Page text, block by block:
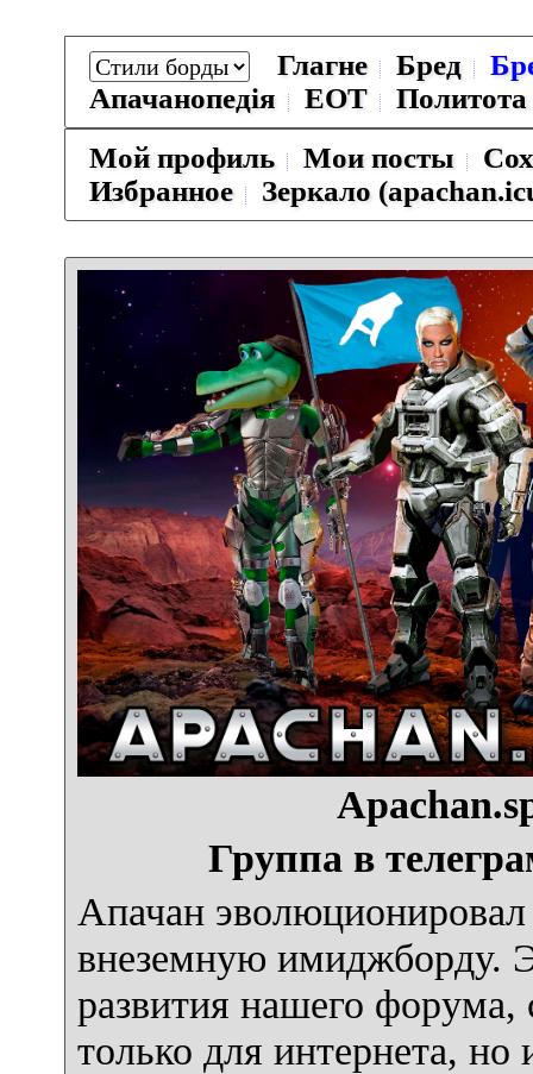
Глагне Бред
Апачанопедiя
ЕОТ
Политота
Мой профиль
Мои посты
Избранное
Зеркало
Группа в
Апачан
внеземную имиджборду.
развития нашего форума,
только для интернета, но